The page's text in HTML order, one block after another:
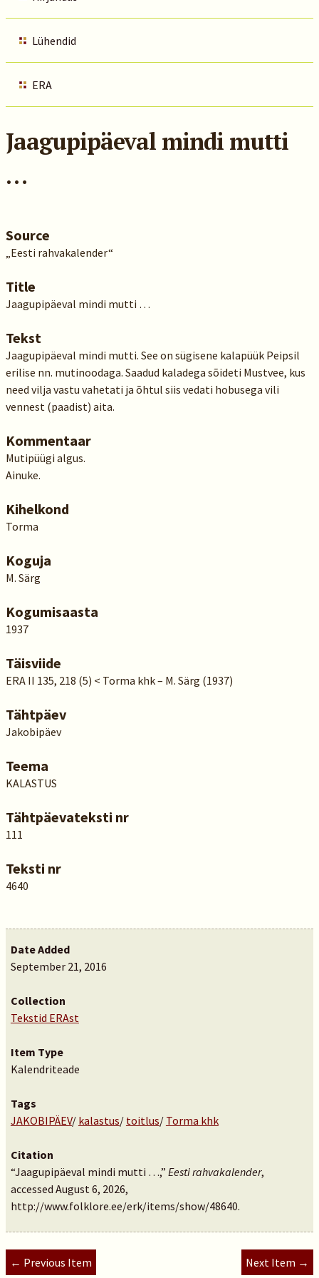
Lühendid
ERA
Jaagupipäeval mindi mutti
…
Source
„Eesti rahvakalender“
Title
Jaagupipäeval mindi mutti …
Tekst
Jaagupipäeval mindi mutti. See on sügisene kalapüük Peipsil
erilise nn. mutinoodaga. Saadud kaladega sõideti Mustvee, kus
need vilja vastu vahetati ja õhtul siis vedati hobusega vili
vennest (paadist) aita.
Kommentaar
Mutipüügi algus.
Ainuke.
Kihelkond
Torma
Koguja
M. Särg
Kogumisaasta
1937
Täisviide
ERA II 135, 218 (5) < Torma khk – M. Särg (1937)
Tähtpäev
Jakobipäev
Teema
KALASTUS
Tähtpäevateksti nr
111
Teksti nr
4640
Date Added
September 21, 2016
Collection
Tekstid ERAst
Item Type
Kalendriteade
Tags
JAKOBIPÄEV/ kalastus/ toitlus/ Torma khk
Citation
“Jaagupipäeval mindi mutti …,” Eesti rahvakalender,
accessed August 6, 2026,
http://www.folklore.ee/erk/items/show/48640.
← Previous Item Next Item →